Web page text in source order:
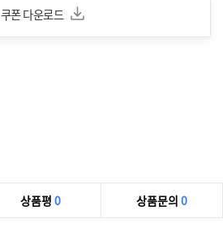
쿠폰 다운로드
상품평 0 상품문의 0